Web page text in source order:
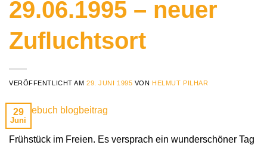
29.06.1995 – neuer
Zufluchtsort
VERÖFFENTLICHT AM29. JUNI 1995 VON HELMUT PILHAR
29
Juni
Frühstück im Freien. Es versprach ein wunderschöner Tag